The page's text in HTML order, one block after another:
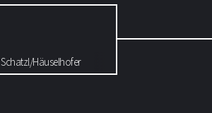
Schatzl/Häuselhofer